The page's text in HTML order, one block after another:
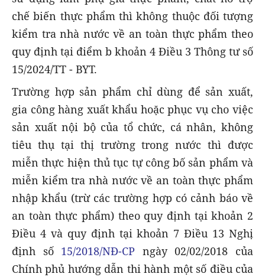
chế biến thực phẩm thì không thuộc đối tượng
kiểm tra nhà nước về an toàn thực phẩm theo
quy định tại điểm b khoản 4 Điều 3 Thông tư số
15/2024/TT - BYT.
Trường hợp sản phẩm chỉ dùng để sản xuất,
gia công hàng xuất khẩu hoặc phục vụ cho việc
sản xuất nội bộ của tổ chức, cá nhân, không
tiêu thụ tại thị trường trong nước thì được
miễn thực hiện thủ tục tự công bố sản phẩm và
miễn kiểm tra nhà nước về an toàn thực phẩm
nhập khẩu (trừ các trường hợp có cảnh báo về
an toàn thực phẩm) theo quy định tại khoản 2
Điều 4 và quy định tại khoản 7 Điều 13 Nghị
định số 15/2018/NĐ-CP ngày 02/02/2018 của
Chính phủ hướng dẫn thi hành một số điều của